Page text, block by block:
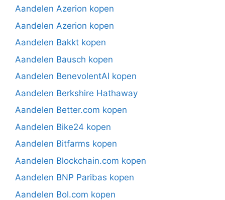
Aandelen Azerion kopen
Aandelen Azerion kopen
Aandelen Bakkt kopen
Aandelen Bausch kopen
Aandelen BenevolentAI kopen
Aandelen Berkshire Hathaway
Aandelen Better.com kopen
Aandelen Bike24 kopen
Aandelen Bitfarms kopen
Aandelen Blockchain.com kopen
Aandelen BNP Paribas kopen
Aandelen Bol.com kopen